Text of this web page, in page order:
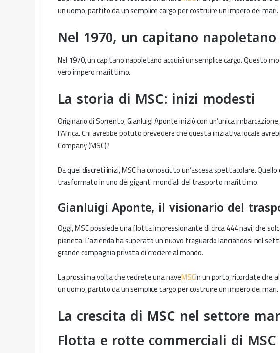
un uomo, partito da un semplice cargo per costruire un impero dei mari.
Nel 1970, un capitano
Nel 1970, un capitano napoletano acquisì un semplice cargo. Questo
vero impero marittimo.
La storia di MSC: inizi modesti
Originario di Sorrento, Gianluigi Aponte iniziò con un’unica
l’Africa. Chi avrebbe potuto prevedere che questa iniziativa locale
Company (MSC)?
Da quei discreti inizi, MSC ha conosciuto un’ascesa spettacolare.
trasformato in uno dei giganti mondiali del trasporto marittimo.
Gianluigi Aponte, il visionario del
Oggi, MSC possiede una flotta impressionante di circa 444 navi, che
pianeta. L’azienda ha superato un nuovo traguardo lanciandosi nel
grande compagnia privata di crociere al mondo.
La prossima volta che vedrete una naveMSCin un porto, ricordate che
un uomo, partito da un semplice cargo per costruire un impero dei mari.
La crescita di MSC nel settore
Flotta e rotte commerciali di MSC